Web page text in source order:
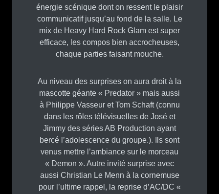
énergie scénique dont on ressent le plaisir
communicatif jusqu’au fond de la salle. Le
mix de Heavy Hard Rock Glam est super
efficace, les compos bien accrocheuses,
chaque parties faisant mouche.
Au niveau des surprises on aura droit à la
mascotte géante « Predator » mais aussi
à Philippe Vasseur et Tom Schaft (connu
dans les rôles télévisuelles de José et
Jimmy des séries AB Production ayant
bercé l’adolescence du groupe.). Ils sont
venus mettre l’ambiance sur le morceau
« Demon ». Autre invité surprise avec
aussi Christian Le Menn à la cornemuse
pour l’ultime rappel, la reprise d’AC/DC «